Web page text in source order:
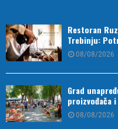
Restoran
Trebinju:
08/08/2026
Grad
proizvođača
08/08/2026